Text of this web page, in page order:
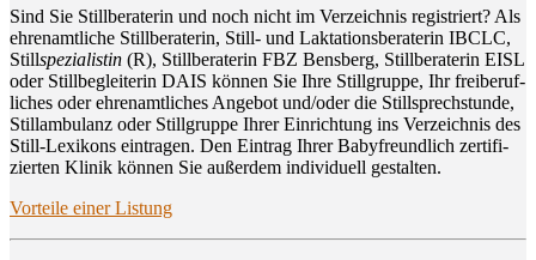
Sind Sie Still­be­ra­te­rin und noch nicht im Ver­zeich­nis regis­triert? Als
ehren­amt­li­che Still­be­ra­te­rin, Still- und Lak­ta­ti­ons­be­ra­te­rin IBCLC,
Stillspe­zia­lis­tin (R), Still­be­ra­te­rin FBZ Bens­berg, Still­be­ra­te­rin EISL
oder Still­be­glei­te­rin DAIS kön­nen Sie Ihre Still­grup­pe, Ihr frei­be­ruf­
li­ches oder ehren­amt­li­ches Ange­bot und/oder die Still­sprech­stun­de,
Still­am­bu­lanz oder Still­grup­pe Ihrer Ein­rich­tung ins Ver­zeich­nis des
Still-Lexi­kons ein­tra­gen. Den Ein­trag Ihrer Baby­freund­lich zer­ti­fi­
zier­ten Kli­nik kön­nen Sie außer­dem indi­vi­du­ell gestalten.
Vor­tei­le einer Listung